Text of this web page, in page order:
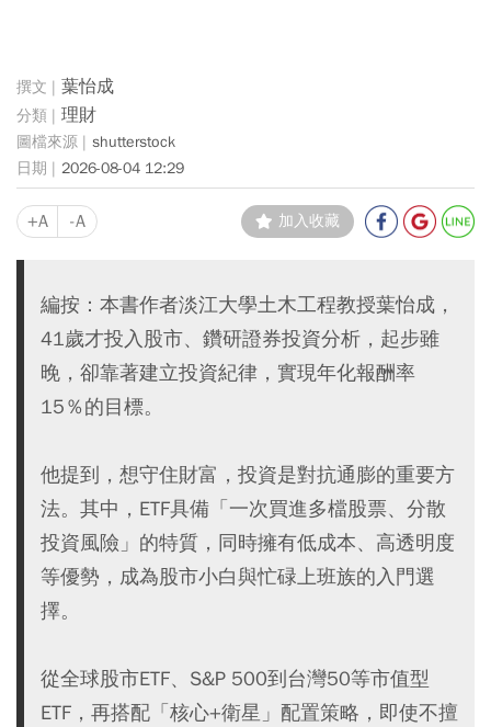
葉怡成
理財
shutterstock
2026-08-04 12:29
+A -A 加入收藏
編按：本書作者淡江大學土木工程教授葉怡成，
41歲才投入股市、鑽研證券投資分析，起步雖
晚，卻靠著建立投資紀律，實現年化報酬率
15％的目標。
他提到，想守住財富，投資是對抗通膨的重要方
法。其中，ETF具備「一次買進多檔股票、分散
投資風險」的特質，同時擁有低成本、高透明度
等優勢，成為股市小白與忙碌上班族的入門選
擇。
從全球股市ETF、S&P 500到台灣50等市值型
ETF，再搭配「核心+衛星」配置策略，即使不擅